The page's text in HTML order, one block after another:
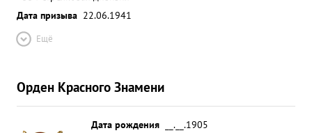
Дата призыва 22.06.1941
Ещё
Орден Красного Знамени
Дата рождения __.__.1905